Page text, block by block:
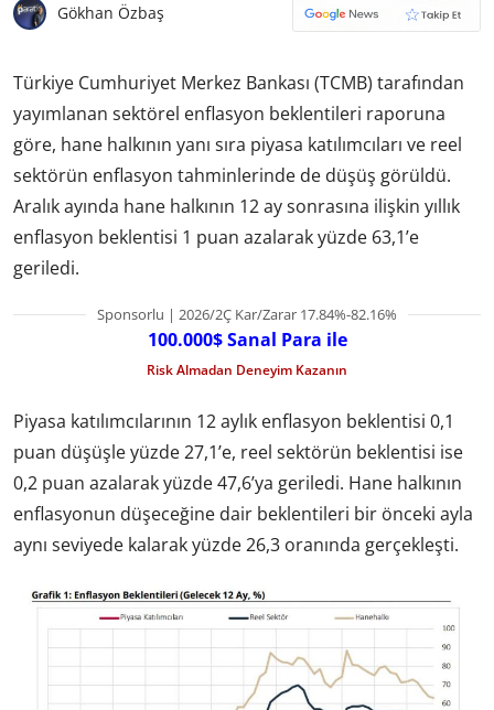
Gökhan Özbaş
Türkiye Cumhuriyet Merkez Bankası (TCMB) tarafından
yayımlanan sektörel enflasyon beklentileri raporuna
göre, hane halkının yanı sıra piyasa katılımcıları ve reel
sektörün enflasyon tahminlerinde de düşüş görüldü.
Aralık ayında hane halkının 12 ay sonrasına ilişkin yıllık
enflasyon beklentisi 1 puan azalarak yüzde 63,1’e
geriledi.
Sponsorlu | 2026/2Ç Kar/Zarar 17.84%-82.16%
100.000$ Sanal Para ile
Risk Almadan Deneyim Kazanın
Piyasa katılımcılarının 12 aylık enflasyon beklentisi 0,1
puan düşüşle yüzde 27,1’e, reel sektörün beklentisi ise
0,2 puan azalarak yüzde 47,6’ya geriledi. Hane halkının
enflasyonun düşeceğine dair beklentileri bir önceki ayla
aynı seviyede kalarak yüzde 26,3 oranında gerçekleşti.